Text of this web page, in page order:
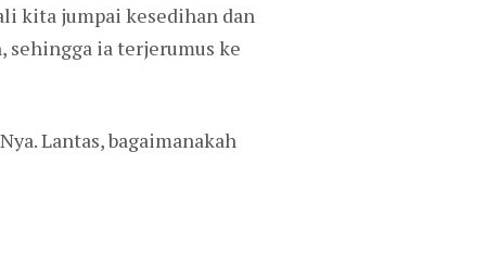
kita jumpai kesedihan dan
sehingga ia terjerumus ke
Lantas, bagaimanakah